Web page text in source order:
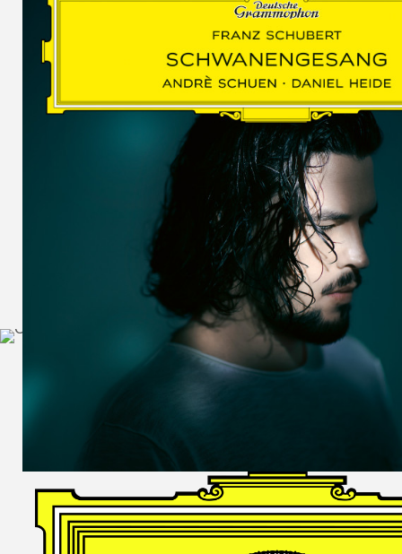
WOLF
MARTIN
SCHUMANN,
LIEDERKREIS
OP. 24
SECHS
MONOLOGE
AUS
JEDERMANN
GESÄNGE
Andrè Schuen,
Baritone